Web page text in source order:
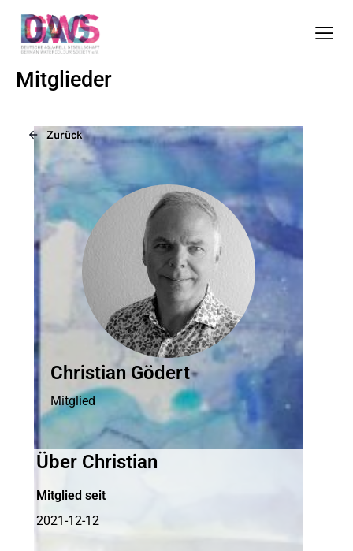
Mitglieder
Zurück
Christian Gödert
Mitglied
Über Christian
Mitglied seit
2021-12-12